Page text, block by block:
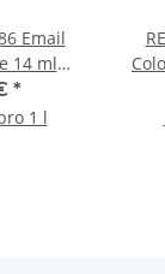
Email
14 ml
RAL
*
1 l